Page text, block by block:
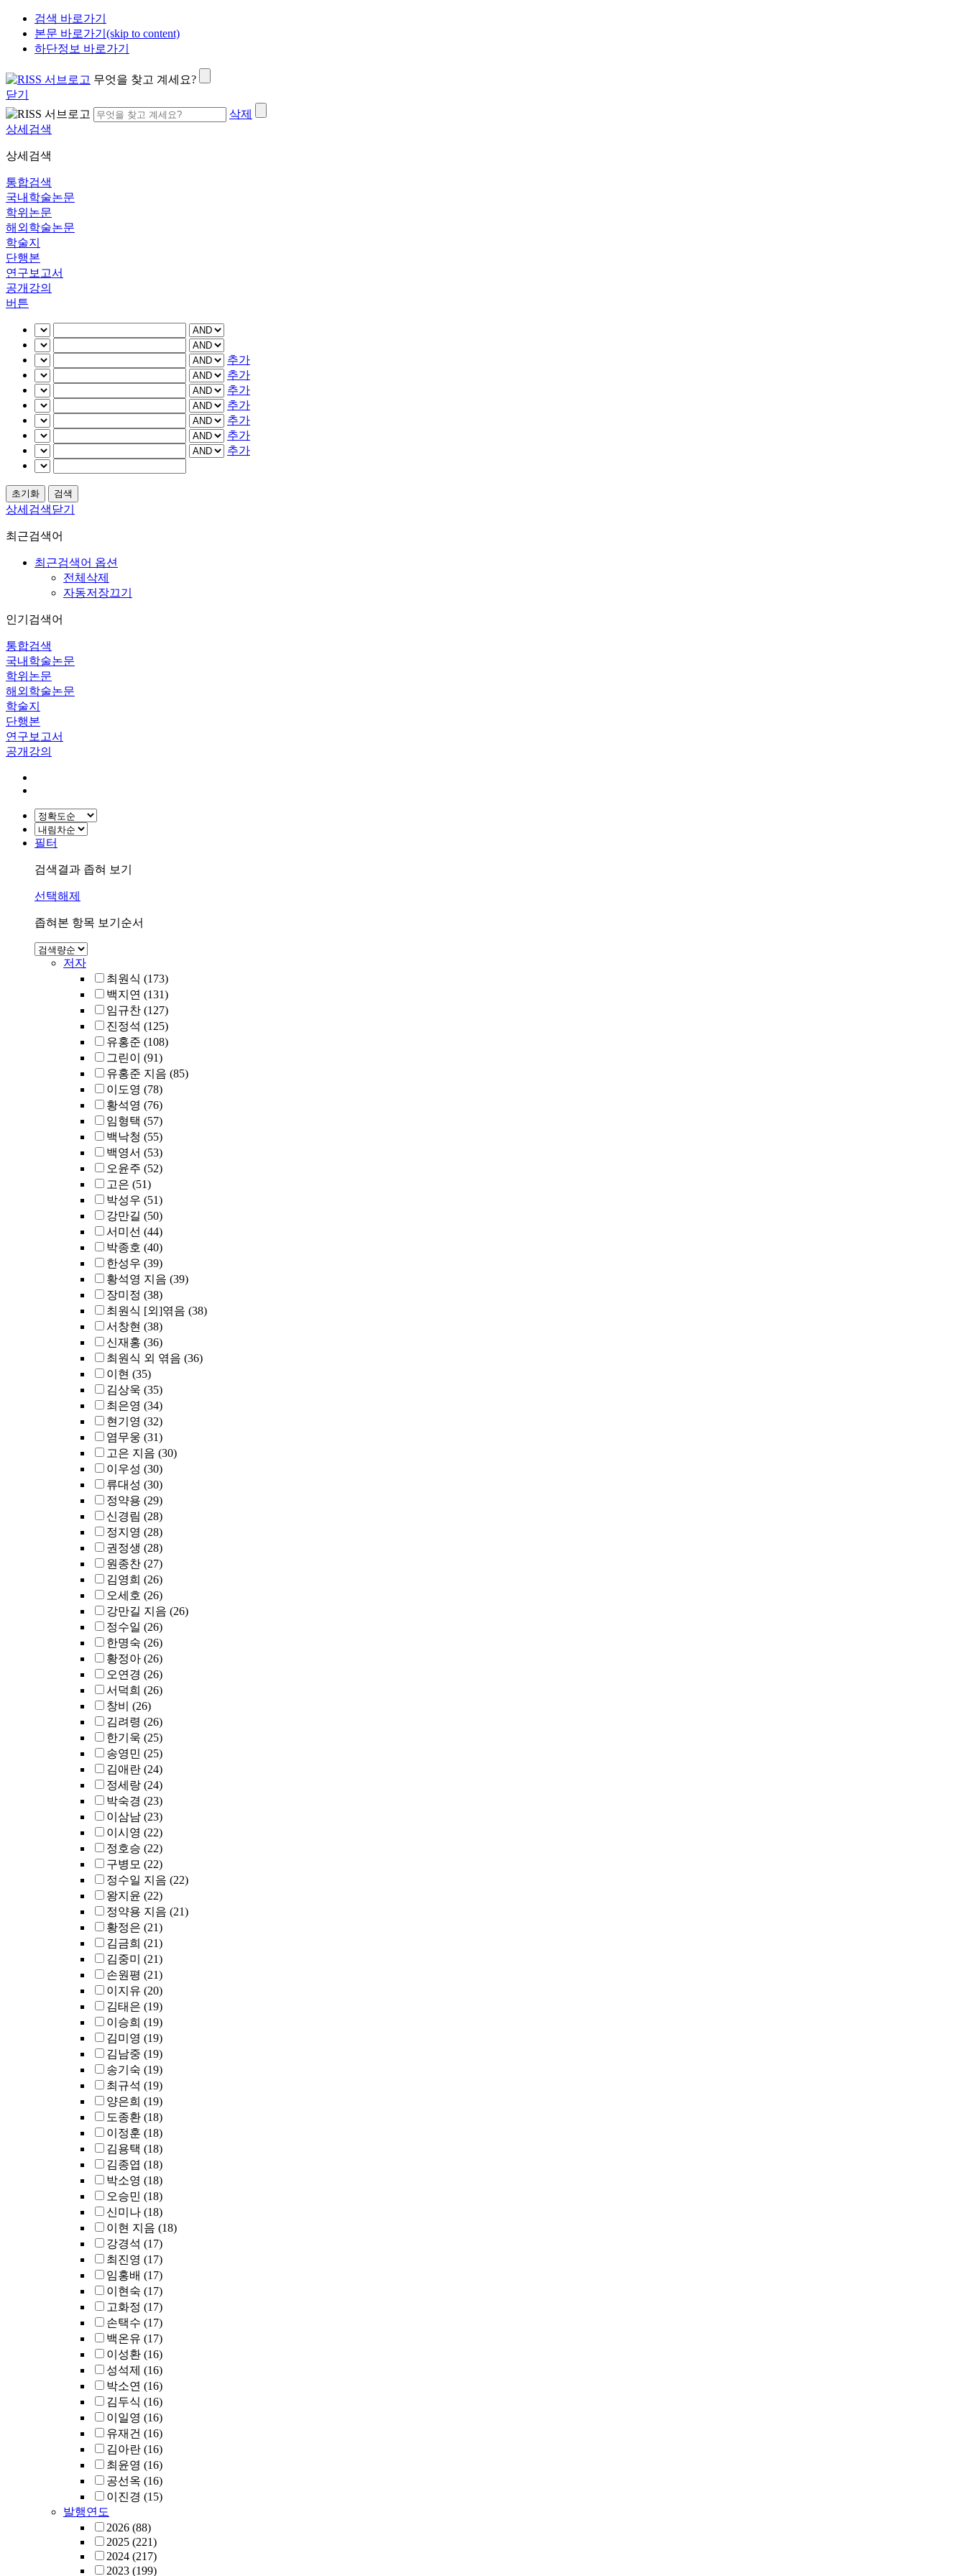
검색 바로가기
본문 바로가기(skip to content)
하단정보 바로가기
무엇을 찾고 계세요?
닫기
삭제
상세검색
상세검색
통합검색
국내학술논문
학위논문
해외학술논문
학술지
단행본
연구보고서
공개강의
버튼
추가
추가
추가
추가
추가
추가
추가
상세검색닫기
최근검색어
최근검색어 옵션
전체삭제
자동저장끄기
인기검색어
통합검색
국내학술논문
학위논문
해외학술논문
학술지
단행본
연구보고서
공개강의
필터
검색결과 좁혀 보기
선택해제
좁혀본 항목 보기순서
저자
최원식 (173)
백지연 (131)
임규찬 (127)
진정석 (125)
유홍준 (108)
그린이
(91)
유홍준 지음 (85)
이도영 (78)
황석영 (76)
임형택 (57)
백낙청 (55)
백영서 (53)
오윤주 (52)
고은 (51)
박성우 (51)
강만길 (50)
서미선 (44)
박종호 (40)
한성우 (39)
황석영 지음 (39)
장미정 (38)
최원식 [외]엮음 (38)
서창현 (38)
신재홍 (36)
최원식 외 엮음 (36)
이현 (35)
김상욱 (35)
최은영 (34)
현기영 (32)
염무웅 (31)
고은 지음 (30)
이우성 (30)
류대성 (30)
정약용 (29)
신경림 (28)
정지영 (28)
권정생 (28)
원종찬 (27)
김영희 (26)
오세호 (26)
강만길 지음 (26)
정수일 (26)
한명숙 (26)
황정아 (26)
오연경 (26)
서덕희 (26)
창비
(26)
김려령 (26)
한기욱 (25)
송영민 (25)
김애란 (24)
정세랑 (24)
박숙경 (23)
이삼남 (23)
이시영 (22)
정호승 (22)
구병모 (22)
정수일 지음 (22)
왕지윤 (22)
정약용 지음 (21)
황정은 (21)
김금희 (21)
김중미
(21)
손원평 (21)
이지유 (20)
김태은 (19)
이승희 (19)
김미영 (19)
김남중 (19)
송기숙 (19)
최규석 (19)
양은희 (19)
도종환 (18)
이정훈 (18)
김용택 (18)
김종엽 (18)
박소영 (18)
오승민 (18)
신미나 (18)
이현 지음 (18)
강경석 (17)
최진영 (17)
임홍배 (17)
이현숙 (17)
고화정 (17)
손택수 (17)
백온유 (17)
이성환 (16)
성석제 (16)
박소연 (16)
김두식 (16)
이일영 (16)
유재건 (16)
김아란 (16)
최윤영 (16)
공선옥 (16)
이진경 (15)
발행연도
2026 (88)
2025 (221)
2024 (217)
2023 (199)